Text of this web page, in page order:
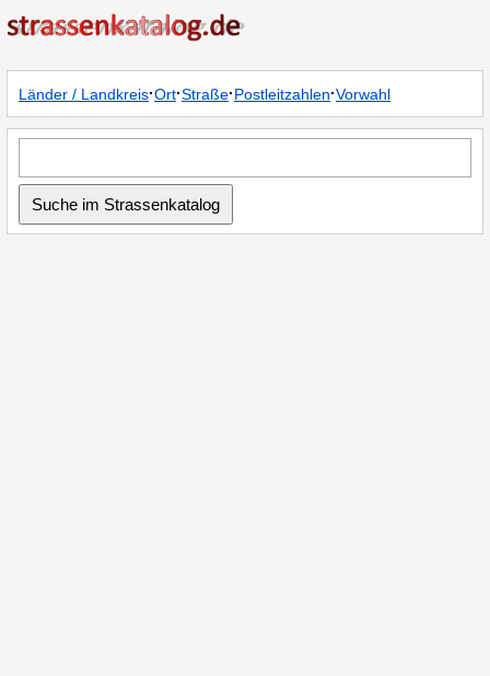
Länder / Landkreis·Ort·Straße·Postleitzahlen·Vorwahl